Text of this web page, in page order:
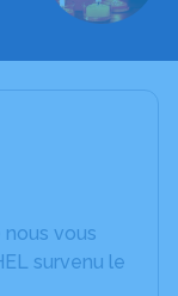
nous vous
survenu le